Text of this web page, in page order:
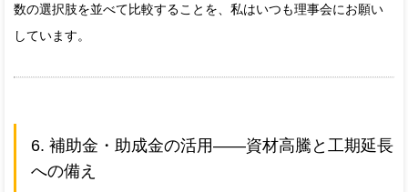
数の選択肢を並べて比較することを、私はいつも理事会にお願い
しています。
6. 補助金・助成金の活用——資材高騰と工期延長
への備え